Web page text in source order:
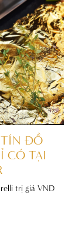
ĐỒ
CÓ TẠI
trị giá VND